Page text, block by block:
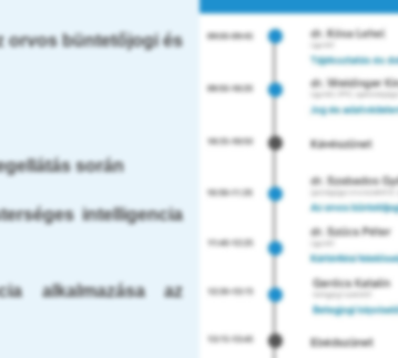
orvos büntetőjogi és
során
intelligencia
alkalmazása az